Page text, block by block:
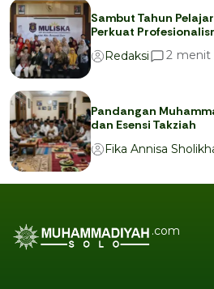
Sambut Tahun
Perkuat
Redaksi
2 menit
Pandangan
dan Esensi Takziah
Fika Annisa
.com